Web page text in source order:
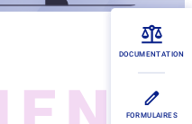
DOCUMENTATION
FORMULAIRES